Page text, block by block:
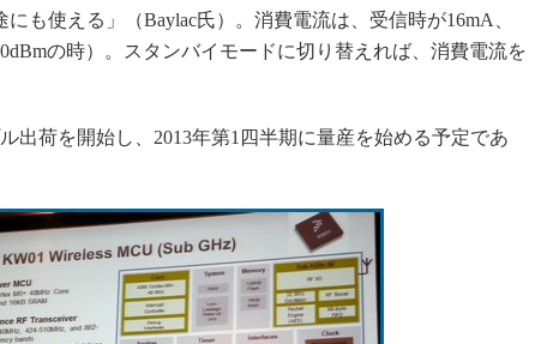
も使える」（Baylac氏）。消費電流は、受信時が16mA、
の時）。スタンバイモードに切り替えれば、消費電流を
出荷を開始し、2013年第1四半期に量産を始める予定であ